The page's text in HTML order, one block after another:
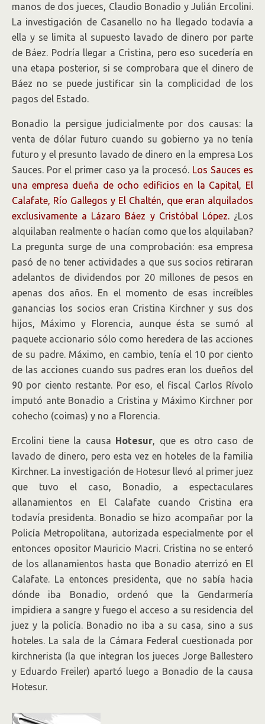
manos de dos jueces, Claudio Bonadio y Julián Ercolini.
La investigación de Casanello no ha llegado todavía a
ella y se limita al supuesto lavado de dinero por parte
de Báez. Podría llegar a Cristina, pero eso sucedería en
una etapa posterior, si se comprobara que el dinero de
Báez no se puede justificar sin la complicidad de los
pagos del Estado.
Bonadio la persigue judicialmente por dos causas: la
venta de dólar futuro cuando su gobierno ya no tenía
futuro y el presunto lavado de dinero en la empresa Los
Sauces. Por el primer caso ya la procesó. Los Sauces es
una empresa dueña de ocho edificios en la Capital, El
Calafate, Río Gallegos y El Chaltén, que eran alquilados
exclusivamente a Lázaro Báez y Cristóbal López.¿Los
alquilaban realmente o hacían como que los alquilaban?
La pregunta surge de una comprobación: esa empresa
pasó de no tener actividades a que sus socios retiraran
adelantos de dividendos por 20 millones de pesos en
apenas dos años. En el momento de esas increíbles
ganancias los socios eran Cristina Kirchner y sus dos
hijos, Máximo y Florencia, aunque ésta se sumó al
paquete accionario sólo como heredera de las acciones
de su padre. Máximo, en cambio, tenía el 10 por ciento
de las acciones cuando sus padres eran los dueños del
90 por ciento restante. Por eso, el fiscal Carlos Rívolo
imputó ante Bonadio a Cristina y Máximo Kirchner por
cohecho (coimas) y no a Florencia.
Ercolini tiene la causa Hotesur, que es otro caso de
lavado de dinero, pero esta vez en hoteles de la familia
Kirchner. La investigación de Hotesur llevó al primer juez
que tuvo el caso, Bonadio, a espectaculares
allanamientos en El Calafate cuando Cristina era
todavía presidenta. Bonadio se hizo acompañar por la
Policía Metropolitana, autorizada especialmente por el
entonces opositor Mauricio Macri. Cristina no se enteró
de los allanamientos hasta que Bonadio aterrizó en El
Calafate. La entonces presidenta, que no sabía hacia
dónde iba Bonadio, ordenó que la Gendarmería
impidiera a sangre y fuego el acceso a su residencia del
juez y la policía. Bonadio no iba a su casa, sino a sus
hoteles. La sala de la Cámara Federal cuestionada por
kirchnerista (la que integran los jueces Jorge Ballestero
y Eduardo Freiler) apartó luego a Bonadio de la causa
Hotesur.